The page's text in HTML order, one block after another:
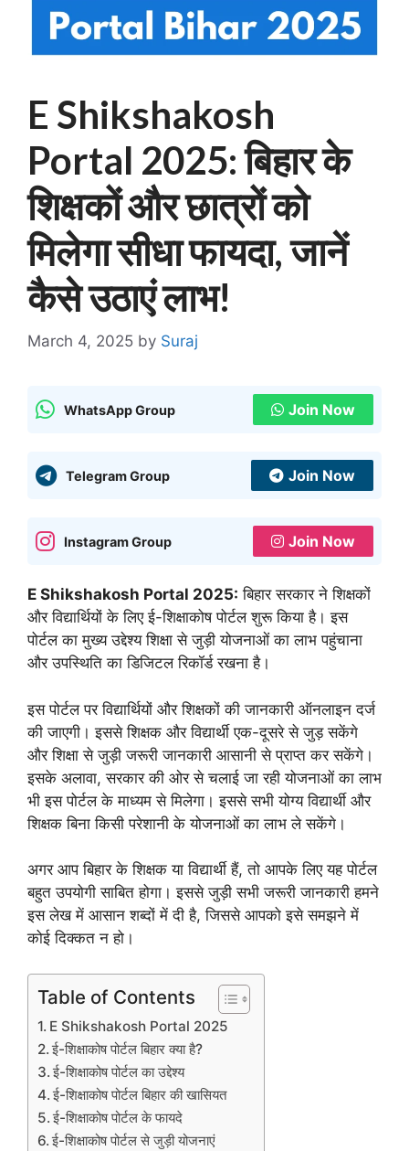
E Shikshakosh
Portal 2025: बिहार के
शिक्षकों और छात्रों को
मिलेगा सीधा फायदा, जानें
कैसे उठाएं लाभ!
March 4, 2025 by Suraj
WhatsApp Group Join Now
Telegram Group Join Now
Instagram Group Join Now
E Shikshakosh Portal 2025: बिहार सरकार ने शिक्षकों
और विद्यार्थियों के लिए ई-शिक्षाकोष पोर्टल शुरू किया है। इस
पोर्टल का मुख्य उद्देश्य शिक्षा से जुड़ी योजनाओं का लाभ पहुंचाना
और उपस्थिति का डिजिटल रिकॉर्ड रखना है।
इस पोर्टल पर विद्यार्थियों और शिक्षकों की जानकारी ऑनलाइन दर्ज
की जाएगी। इससे शिक्षक और विद्यार्थी एक-दूसरे से जुड़ सकेंगे
और शिक्षा से जुड़ी जरूरी जानकारी आसानी से प्राप्त कर सकेंगे।
इसके अलावा, सरकार की ओर से चलाई जा रही योजनाओं का लाभ
भी इस पोर्टल के माध्यम से मिलेगा। इससे सभी योग्य विद्यार्थी और
शिक्षक बिना किसी परेशानी के योजनाओं का लाभ ले सकेंगे।
अगर आप बिहार के शिक्षक या विद्यार्थी हैं, तो आपके लिए यह पोर्टल
बहुत उपयोगी साबित होगा। इससे जुड़ी सभी जरूरी जानकारी हमने
इस लेख में आसान शब्दों में दी है, जिससे आपको इसे समझने में
कोई दिक्कत न हो।
Table of Contents
E Shikshakosh Portal 2025
ई-शिक्षाकोष पोर्टल बिहार क्या है?
ई-शिक्षाकोष पोर्टल का उद्देश्य
ई-शिक्षाकोष पोर्टल बिहार की खासियत
ई-शिक्षाकोष पोर्टल के फायदे
ई-शिक्षाकोष पोर्टल से जुड़ी योजनाएं